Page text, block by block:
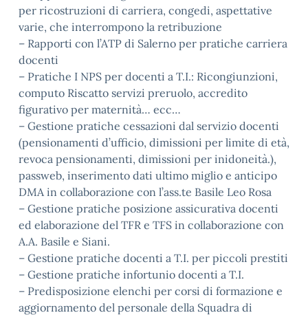
per ricostruzioni di carriera, congedi, aspettative
varie, che interrompono la retribuzione
– Rapporti con l’ATP di Salerno per pratiche carriera
docenti
– Pratiche I NPS per docenti a T.I.: Ricongiunzioni,
computo Riscatto servizi preruolo, accredito
figurativo per maternità… ecc…
– Gestione pratiche cessazioni dal servizio docenti
(pensionamenti d’ufficio, dimissioni per limite di età,
revoca pensionamenti, dimissioni per inidoneità.),
passweb, inserimento dati ultimo miglio e anticipo
DMA in collaborazione con l’ass.te Basile Leo Rosa
– Gestione pratiche posizione assicurativa docenti
ed elaborazione del TFR e TFS in collaborazione con
A.A. Basile e Siani.
– Gestione pratiche docenti a T.I. per piccoli prestiti
– Gestione pratiche infortunio docenti a T.I.
– Predisposizione elenchi per corsi di formazione e
aggiornamento del personale della Squadra di